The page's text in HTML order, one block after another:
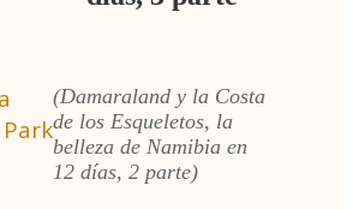
(Damaraland y la Costa
de los Esqueletos, la
belleza de Namibia en
12 días, 2 parte)